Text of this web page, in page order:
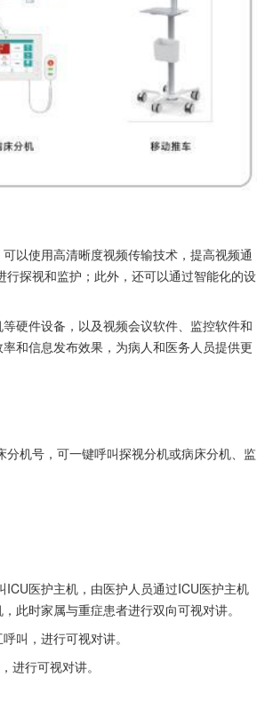
以使用高清晰度视频传输技术，提高视频通
探视和监护；此外，还可以通过智能化的设
硬件设备，以及视频会议软件、监控软件和
和信息发布效果，为病人和医务人员提供更
机号，可一键呼叫探视分机或病床分机、监
医护主机，由医护人员通过ICU医护主机
此时家属与重症患者进行双向可视对讲。
叫，进行可视对讲。
进行可视对讲。